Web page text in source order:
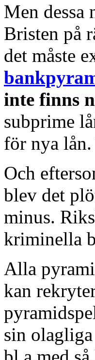
Men dessa
Bristen på
det måste
inte finns
subprime
för nya
Och
blev det
minus.
kriminella
Alla
kan
sin